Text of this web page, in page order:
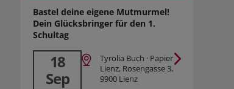
Bastel deine eigene Mutmurmel!
Dein Glücksbringer für den 1.
Schultag
18
Sep
Tyrolia Buch · Papier
Lienz, Rosengasse 3,
9900 Lienz